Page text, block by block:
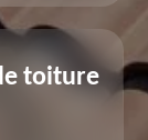
toiture